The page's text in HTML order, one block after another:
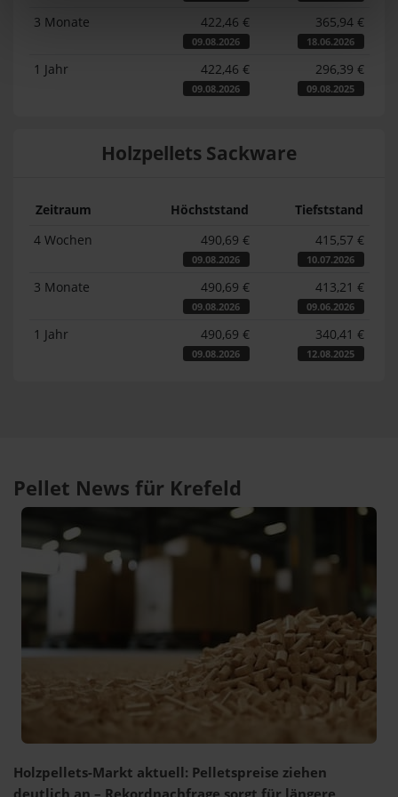
3 Monate 422,46 €
09.08.2026
365,94 €
18.06.2026
1 Jahr 422,46 €
09.08.2026
296,39 €
09.08.2025
Holzpellets Sackware
Zeitraum Höchststand
Tiefststand
4 Wochen
490,69 €
09.08.2026
415,57 €
10.07.2026
3 Monate 490,69 €
09.08.2026
413,21 €
09.06.2026
1 Jahr 490,69 €
09.08.2026
340,41 €
12.08.2025
Pellet News für Krefeld
Holzpellets-Markt aktuell: Pelletspreise ziehen